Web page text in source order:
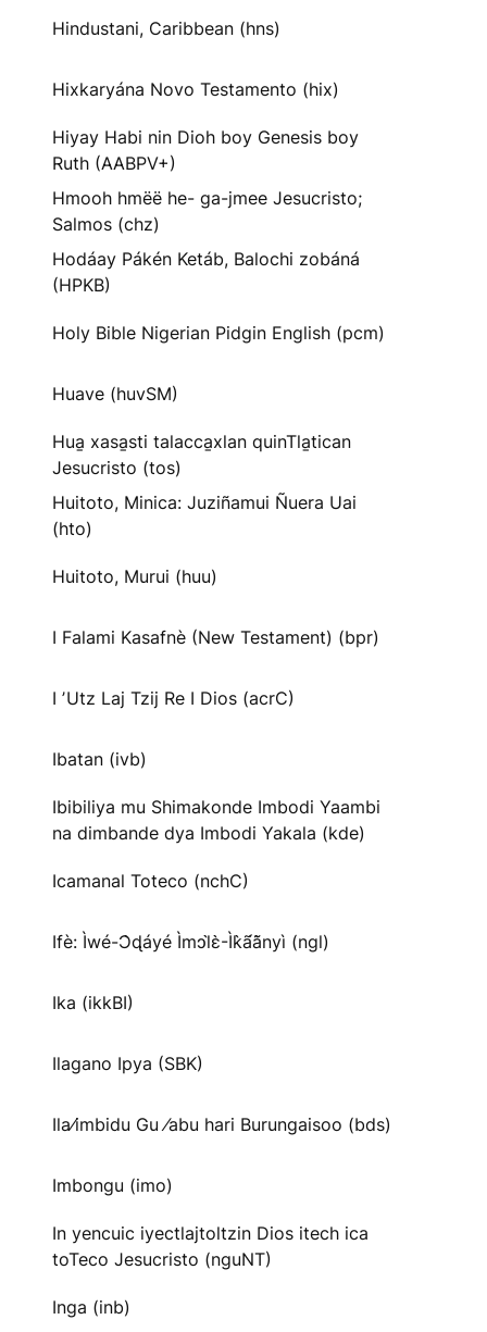
Hindustani, Caribbean (hns)
Hixkaryána Novo Testamento (hix)
Hiyay Habi nin Dioh boy Genesis boy
Ruth (AABPV+)
Hmooh hmëë he- ga-jmee Jesucristo;
Salmos (chz)
Hodáay Pákén Ketáb, Balochi zobáná
(HPKB)
Holy Bible Nigerian Pidgin English (pcm)
Huave (huvSM)
Hua̱ xasa̱sti talacca̱xlan quinTla̱tican
Jesucristo (tos)
Huitoto, Minica: Juziñamui Ñuera Uai
(hto)
Huitoto, Murui (huu)
I Falami Kasafnè (New Testament) (bpr)
I ʼUtz Laj Tzij Re I Dios (acrC)
Ibatan (ivb)
Ibibiliya mu Shimakonde Imbodi Yaambi
na dimbande dya Imbodi Yakala (kde)
Icamanal Toteco (nchC)
Ifè: Ìwé-Ɔ̀ɖáyé Ìmↄl̀ɛ̀-Ìk̀ã́ã̀nyì (ngl)
Ika (ikkBI)
Ilagano Ipya (SBK)
Ila⁄imbidu Gu ⁄abu hari Burungaisoo (bds)
Imbongu (imo)
In yencuic iyectlajtoltzin Dios itech ica
toTeco Jesucristo (nguNT)
Inga (inb)